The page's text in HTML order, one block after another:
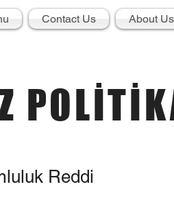
Contact Us About Us
Reddi